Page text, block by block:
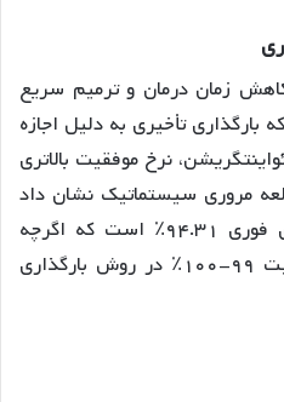
کاهش زمان درمان و ترمیم سریع
بارگذاری تأخیری به دلیل اجازه
نرخ موفقیت بالاتری
مروری سیستماتیک نشان داد
که نرخ کلی موفقیت بارگذاری فوری ۹۴.۳۱٪ است که اگرچه
بالاست، اما کمتر از نرخ موفقیت ۹۹-۱۰۰٪ در روش بارگذاری